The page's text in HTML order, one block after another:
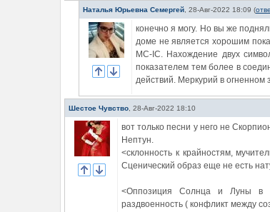
Наталья Юрьевна Семергей 28-Авг-2022 18:09 (
конечно я могу. Но вы же
доме не является хорошим
МС-IC. Нахождение двух
показателем тем более в
действий. Меркурий в огненном
Шестое Чувство 28-Авг-2022 18:10
вот только песни у него не
Нептун.
<склонность к крайностям,
Сценический образ еще не есть
<Оппозиция Солнца и Луны в
раздвоенность ( конфликт между